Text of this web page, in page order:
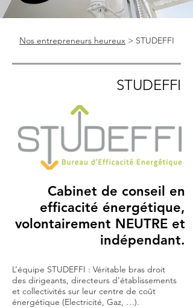
Nos entrepreneurs heureux > STUDEFFI
STUDEFFI
Cabinet de conseil en
efficacité énergétique,
volontairement NEUTRE et
indépendant.
L’équipe STUDEFFI : Véritable bras droit
des dirigeants, directeurs d’établissements
et collectivités sur leur centre de coût
énergétique (Electricité, Gaz, …).